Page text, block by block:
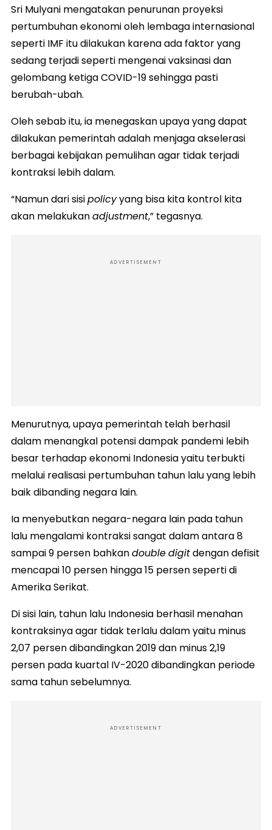
Sri Mulyani mengatakan penurunan proyeksi
pertumbuhan ekonomi oleh lembaga internasional
seperti IMF itu dilakukan karena ada faktor yang
sedang terjadi seperti mengenai vaksinasi dan
gelombang ketiga COVID-19 sehingga pasti
berubah-ubah.
Oleh sebab itu, ia menegaskan upaya yang dapat
dilakukan pemerintah adalah menjaga akselerasi
berbagai kebijakan pemulihan agar tidak terjadi
kontraksi lebih dalam.
“Namun dari sisipolicyyang bisa kita kontrol kita
akan melakukanadjustment,” tegasnya.
ADVERTISEMENT
Menurutnya, upaya pemerintah telah berhasil
dalam menangkal potensi dampak pandemi lebih
besar terhadap ekonomi Indonesia yaitu terbukti
melalui realisasi pertumbuhan tahun lalu yang lebih
baik dibanding negara lain.
Ia menyebutkan negara-negara lain pada tahun
lalu mengalami kontraksi sangat dalam antara 8
sampai 9 persen bahkandoubledigitdengan defisit
mencapai 10 persen hingga 15 persen seperti di
Amerika Serikat.
Di sisi lain, tahun lalu Indonesia berhasil menahan
kontraksinya agar tidak terlalu dalam yaitu minus
2,07 persen dibandingkan 2019 dan minus 2,19
persen pada kuartal IV-2020 dibandingkan periode
sama tahun sebelumnya.
ADVERTISEMENT